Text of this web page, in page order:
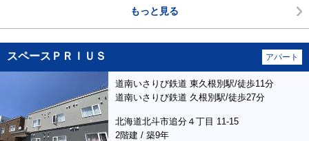
もっと見る
スペースＰＲＩＵＳ アパート
道南いさりび鉄道 東久根別駅/徒歩11分
道南いさりび鉄道 久根別駅/徒歩27分
北海道北斗市追分４丁目 11-15
2階建 / 築9年